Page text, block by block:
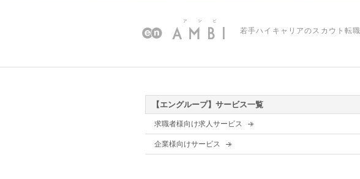
若手ハイキャリアのスカウト転職
【エングループ】サービス一覧
求職者様向け求人サービス
企業様向けサービス